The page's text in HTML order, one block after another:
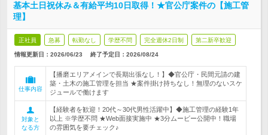
基本土日祝休み＆有給平均10日取得！★官公庁案件の【施工管
理】
正社員 急募 転勤なし 学歴不問 完全週休2日制 第二新卒歓迎
情報更新日：2026/06/23 終了予定日： 2026/08/24
仕事内容
【播磨エリアメインで長期出張なし！】◆官公庁・民間元請の建
築・土木の施工管理を担当 ★案件掛け持ちなし！無理のないスケ
ジュールで働けます
対象と
なる方
【経験者を歓迎！20代～30代男性活躍中】◆施工管理の経験1年
以上 ※学歴不問 ★Web面接実施中 ★3分ムービー公開中！職場
の雰囲気を要チェック♪